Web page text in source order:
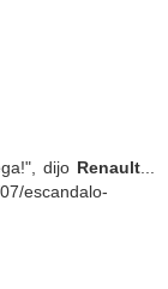
dijo Renault
escandalo-